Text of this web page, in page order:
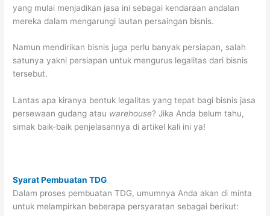
yang mulai menjadikan jasa ini sebagai kendaraan andalan
mereka dalam mengarungi lautan persaingan bisnis.
Namun mendirikan bisnis juga perlu banyak persiapan, salah
satunya yakni persiapan untuk mengurus legalitas dari bisnis
tersebut.
Lantas apa kiranya bentuk legalitas yang tepat bagi bisnis jasa
persewaan gudang atau warehouse? Jika Anda belum tahu,
simak baik-baik penjelasannya di artikel kali ini ya!
Syarat Pembuatan TDG
Dalam proses pembuatan TDG, umumnya Anda akan di minta
untuk melampirkan beberapa persyaratan sebagai berikut: